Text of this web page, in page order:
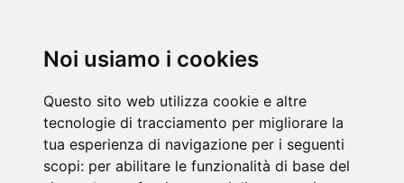
Noi usiamo i cookies
Questo sito web utilizza cookie e altre
tecnologie di tracciamento per migliorare la
tua esperienza di navigazione per i seguenti
scopi: per abilitare le funzionalità di base del